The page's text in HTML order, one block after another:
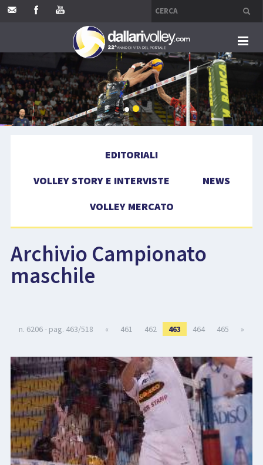
HOME
EDITORIALI
VOLLEY MERCATO
COMPETIZIONI
EVENTI
EDITORIALI
VOLLEY STORY E INTERVISTE
NEWS
VOLLEY MERCATO
Archivio Campionato
maschile
n. 6206 - pag. 463/518 « 461 462 463 464 465 »